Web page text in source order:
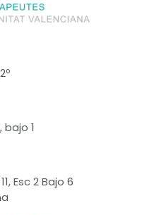
bajo 1
Esc 2 Bajo 6